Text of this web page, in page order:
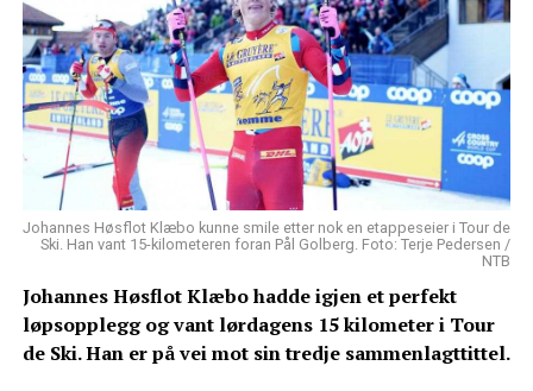
Johannes Høsflot Klæbo kunne smile etter nok en etappeseier i Tour de
Ski. Han vant 15-kilometeren foran Pål Golberg. Foto: Terje Pedersen /
NTB
Johannes Høsflot Klæbo hadde igjen et perfekt
løpsopplegg og vant lørdagens 15 kilometer i Tour
de Ski. Han er på vei mot sin tredje sammenlagttittel.